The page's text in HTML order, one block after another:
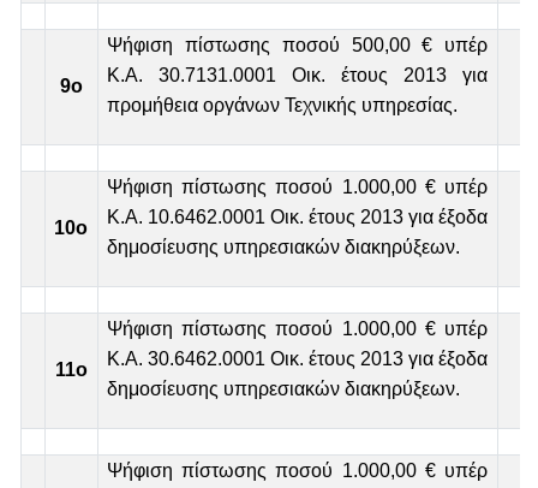
9ο
Ψήφιση πίστωσης ποσού 500,00 € υπέρ
Κ.Α. 30.7131.0001 Οικ. έτους 2013 για
προμήθεια οργάνων Τεχνικής υπηρεσίας.
10ο
Ψήφιση πίστωσης ποσού 1.000,00 € υπέρ
Κ.Α. 10.6462.0001 Οικ. έτους 2013 για έξοδα
δημοσίευσης υπηρεσιακών διακηρύξεων.
11o
Ψήφιση πίστωσης ποσού 1.000,00 € υπέρ
Κ.Α. 30.6462.0001 Οικ. έτους 2013 για έξοδα
δημοσίευσης υπηρεσιακών διακηρύξεων.
Ψήφιση πίστωσης ποσού 1.000,00 € υπέρ